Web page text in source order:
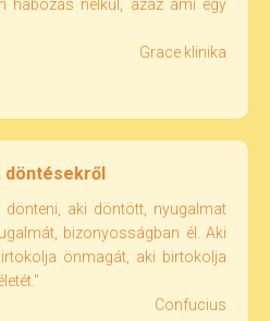
habozás nélkül, azaz ami egy
Grace klinika
döntésekről
aki döntött, nyugalmat
bizonyosságban él. Aki
önmagát, aki birtokolja
Confucius